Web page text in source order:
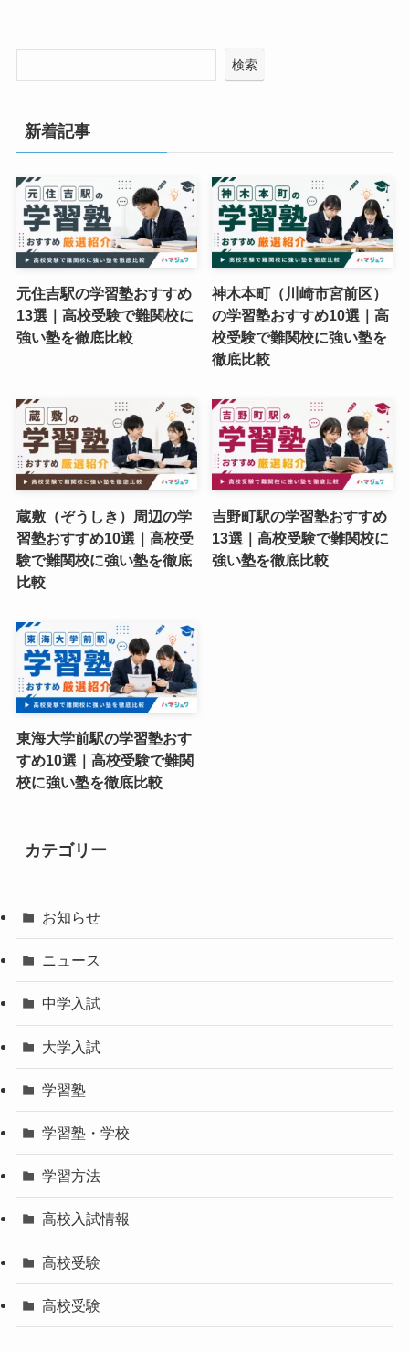
検索
新着記事
元住吉駅の学習塾おすすめ
13選｜高校受験で難関校に
強い塾を徹底比較
神木本町（川崎市宮前区）
の学習塾おすすめ10選｜高
校受験で難関校に強い塾を
徹底比較
蔵敷（ぞうしき）周辺の学
習塾おすすめ10選｜高校受
験で難関校に強い塾を徹底
比較
吉野町駅の学習塾おすすめ
13選｜高校受験で難関校に
強い塾を徹底比較
東海大学前駅の学習塾おす
すめ10選｜高校受験で難関
校に強い塾を徹底比較
カテゴリー
お知らせ
ニュース
中学入試
大学入試
学習塾
学習塾・学校
学習方法
高校入試情報
高校受験
高校受験